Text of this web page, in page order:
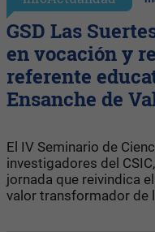
GSD Las
en vocación y
referente
Ensanche de
El IV Seminario de
investigadores del
jornada que reivindica
valor transformador de